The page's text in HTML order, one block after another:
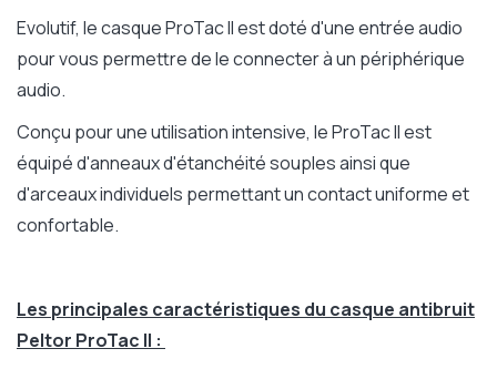
Evolutif, le casque ProTac II est doté d'une entrée audio
pour vous permettre de le connecter à un périphérique
audio.
Conçu pour une utilisation intensive, le ProTac II est
équipé d'anneaux d'étanchéité souples ainsi que
d'arceaux individuels permettant un contact uniforme et
confortable.
Les principales caractéristiques du casque antibruit
Peltor ProTac II :